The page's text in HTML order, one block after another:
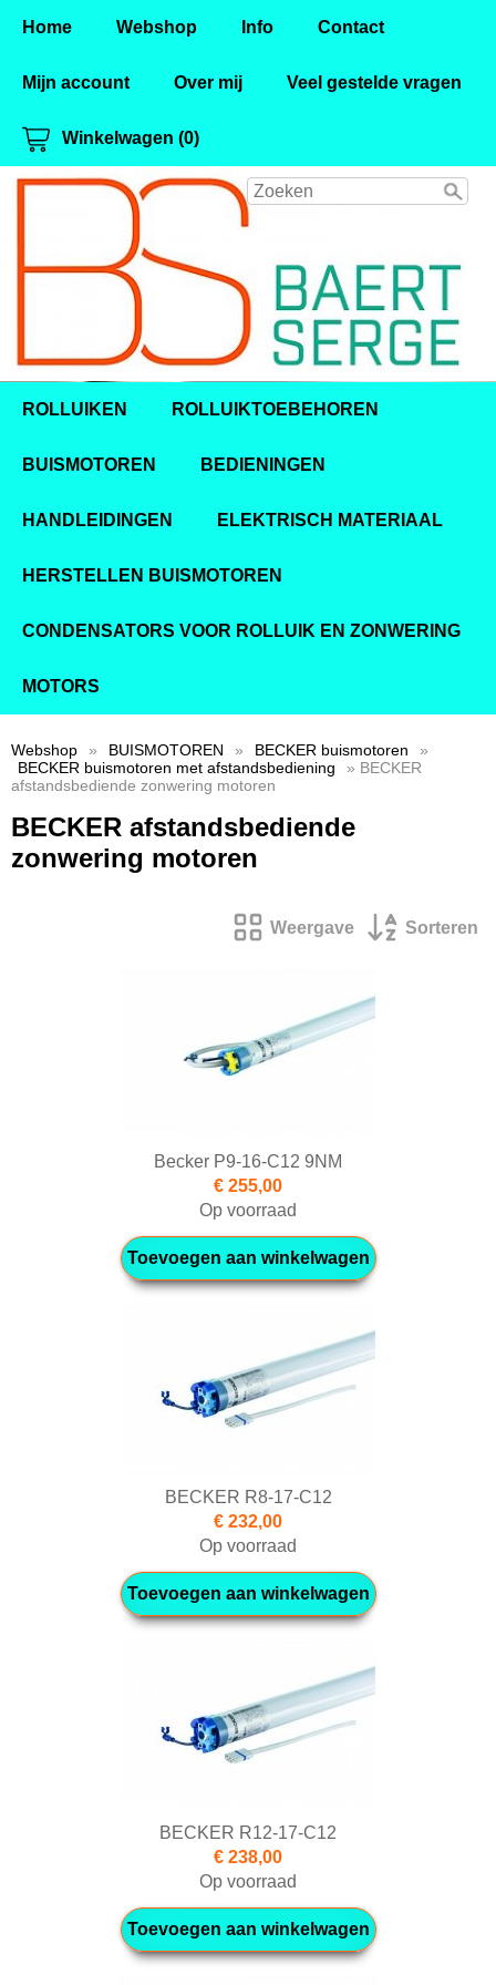
Home Webshop Info Contact
Mijn account Over mij Veel gestelde vragen
Winkelwagen (0)
ROLLUIKEN ROLLUIKTOEBEHOREN
BUISMOTOREN BEDIENINGEN
HANDLEIDINGEN ELEKTRISCH MATERIAAL
HERSTELLEN BUISMOTOREN
CONDENSATORS VOOR ROLLUIK EN ZONWERING
MOTORS
Webshop » BUISMOTOREN » BECKER buismotoren
»
BECKER buismotoren met afstandsbediening
» BECKER
afstandsbediende zonwering motoren
BECKER afstandsbediende
zonwering motoren
Weergave Sorteren
Becker P9-16-C12 9NM
€ 255,00
Op voorraad
Toevoegen aan winkelwagen
BECKER R8-17-C12
€ 232,00
Op voorraad
Toevoegen aan winkelwagen
BECKER R12-17-C12
€ 238,00
Op voorraad
Toevoegen aan winkelwagen